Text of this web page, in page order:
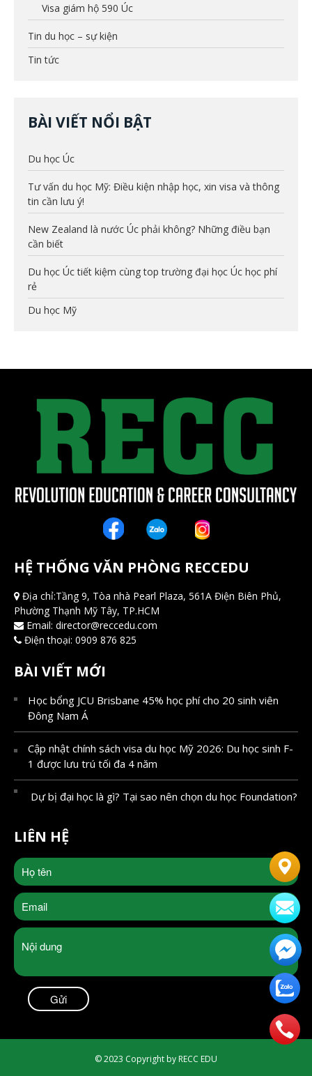
Visa giám hộ 590 Úc
Tin du học – sự kiện
Tin tức
BÀI VIẾT NỔI BẬT
Du học Úc
Tư vấn du học Mỹ: Điều kiện nhập học, xin visa và thông
tin cần lưu ý!
New Zealand là nước Úc phải không? Những điều bạn
cần biết
Du học Úc tiết kiệm cùng top trường đại học Úc học phí
rẻ
Du học Mỹ
HỆ THỐNG VĂN PHÒNG RECCEDU
Địa chỉ:Tầng 9, Tòa nhà Pearl Plaza, 561A Điện Biên Phủ,
Phường Thạnh Mỹ Tây, TP.HCM
Email: director@reccedu.com
Điện thoại: 0909 876 825
BÀI VIẾT MỚI
Học bổng JCU Brisbane 45% học phí cho 20 sinh viên
Đông Nam Á
Cập nhật chính sách visa du học Mỹ 2026: Du học sinh F-
1 được lưu trú tối đa 4 năm
Dự bị đại học là gì? Tại sao nên chọn du học Foundation?
LIÊN HỆ
© 2023 Copyright by RECC EDU